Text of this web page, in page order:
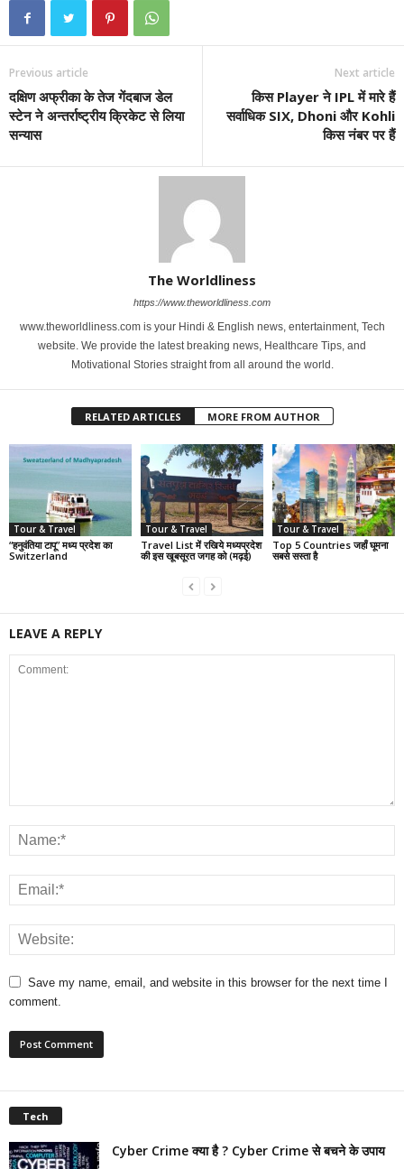
Previous article
दक्षिण अफ्रीका के तेज गेंदबाज डेल
स्टेन ने अन्तर्राष्ट्रीय क्रिकेट से लिया
सन्यास
Next article
किस Player ने IPL में मारे हैं
सर्वाधिक SIX, Dhoni और Kohli
किस नंबर पर हैं
The Worldliness
https://www.theworldliness.com
www.theworldliness.com is your Hindi & English news, entertainment, Tech
website. We provide the latest breaking news, Healthcare Tips, and
Motivational Stories straight from all around the world.
RELATED ARTICLES MORE FROM AUTHOR
Tour & Travel
“हनुवंतिया टापू” मध्य प्रदेश का
Switzerland
Tour & Travel
Travel List में रखिये मध्यप्रदेश
की इस खूबसूरत जगह को (मढ़ई)
Tour & Travel
Top 5 Countries जहाँ घूमना
सबसे सस्ता है
LEAVE A REPLY
Save my name, email, and website in this browser for the next time I
comment.
Tech
Cyber Crime क्या है ? Cyber Crime से बचने के उपाय